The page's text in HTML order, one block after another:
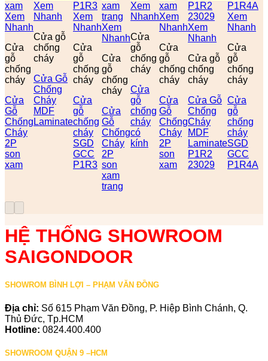
Xem
Nhanh
Cửa
gỗ
chống
cháy
Cửa
Gỗ
Chống
Cháy
2P
son
xam
Xem
Nhanh
Cửa gỗ
chống
cháy
Cửa Gỗ
Chống
Cháy
MDF
Laminate
Xem
Nhanh
Cửa
gỗ
chống
cháy
Cửa
gỗ
chống
cháy
SGD
GCC
P1R3
Xem
Nhanh
Cửa
gỗ
chống
cháy
Cửa
Gỗ
Chống
Cháy
2P
son
xam
trang
Xem
Nhanh
Cửa
gỗ
chống
cháy
Cửa
gỗ
chống
cháy
có
kính
Xem
Nhanh
Cửa
gỗ
chống
cháy
Cửa
Gỗ
Chống
Cháy
2P
son
xam
Xem
Nhanh
Cửa gỗ
chống
cháy
Cửa Gỗ
Chống
Cháy
MDF
Laminate
P1R2
23029
Xem
Nhanh
Cửa
gỗ
chống
cháy
Cửa
gỗ
chống
cháy
SGD
GCC
P1R4A
HỆ THỐNG SHOWROOM
SAIGONDOOR
SHOWROM BÌNH LỢI – PHẠM VĂN ĐỒNG
Địa chỉ: Số 615 Phạm Văn Đồng, P. Hiệp Bình Chánh, Q.
Thủ Đức, Tp.HCM
Hotline: 0824.400.400
SHOWROOM QUẬN 9 –HCM